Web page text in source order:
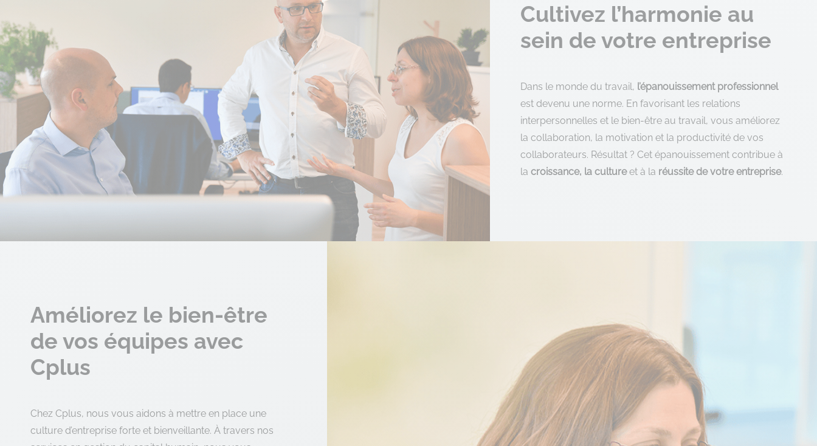
Cultivez l’harmonie au
sein de votre entreprise
Dans le monde du travail, l’épanouissement professionnel
est devenu une norme. En favorisant les relations
interpersonnelles et le bien-être au travail, vous améliorez
la collaboration, la motivation et la productivité de vos
collaborateurs. Résultat ? Cet épanouissement contribue à
lacroissance, la cultureet à la réussite de votre entreprise.
Améliorez le bien-être
de vos équipes avec
Cplus
Chez Cplus, nous vous aidons à mettre en place une
culture d’entreprise forte et bienveillante. À travers nos